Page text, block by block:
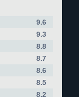
9.6
9.3
8.8
8.7
8.6
8.5
8.2